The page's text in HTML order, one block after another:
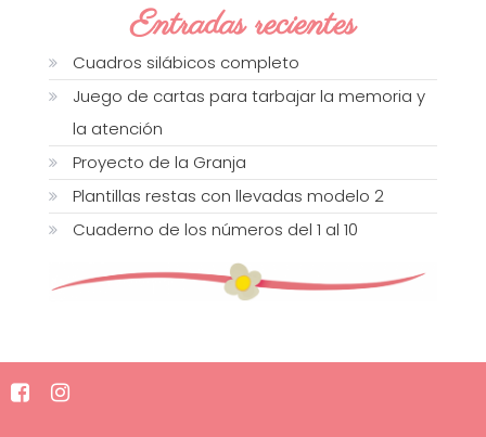
Entradas recientes
Cuadros silábicos completo
Juego de cartas para tarbajar la memoria y
la atención
Proyecto de la Granja
Plantillas restas con llevadas modelo 2
Cuaderno de los números del 1 al 10